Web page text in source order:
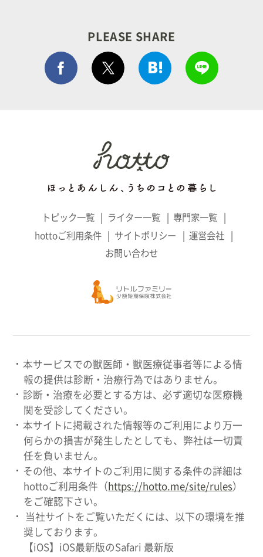
PLEASE SHARE
Facebook シェア はてぶでシェア
トピック一覧 ライター一覧
専門家一覧
hottoご利用条件
サイトポリシー
運営会社
お問い合わせ
本サービスでの獣医師・獣医療従事者等による情
報の提供は診断・治療行為ではありません。
診断・治療を必要とする方は、必ず適切な医療機
関を受診してください。
本サイトに掲載された情報等のご利用により万一
何らかの損害が発生したとしても、弊社は一切責
任を負いません。
その他、本サイトのご利用に関する条件の詳細は
hottoご利用条件（ https://hotto.me/site/rules）
をご確認下さい。
当社サイトをご覧いただくには、以下の環境を推
奨しております。
【iOS】iOS最新版のSafari 最新版